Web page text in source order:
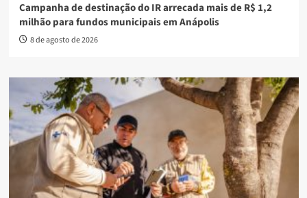
Campanha de destinação do IR arrecada mais de R$ 1,2
milhão para fundos municipais em Anápolis
8 de agosto de 2026